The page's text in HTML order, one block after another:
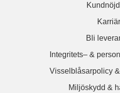
Karriär
Bli
Integritets– &
Visselblåsarpolicy
Miljöskydd &